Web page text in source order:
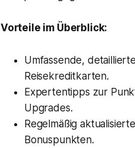
Vorteile im Überblick:
Umfassende,
Reisekreditkarten.
Expertentipps zur
Upgrades.
Regelmäßig
Bonuspunkten.